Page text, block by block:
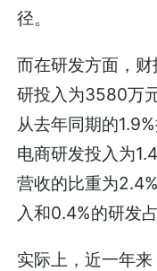
径。
而在研发方面，
研投入为3580万
从去年同期的
电商研发投入为
营收的比重为
入和0.4%的研发
实际上，近一年